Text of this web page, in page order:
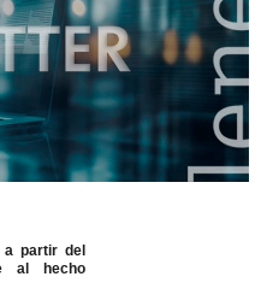
a partir del
al hecho